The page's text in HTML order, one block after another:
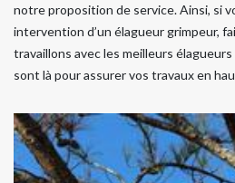
notre proposition de service. Ainsi, si
intervention d’un élagueur grimpeur,
travaillons avec les meilleurs
sont là pour assurer vos travaux en